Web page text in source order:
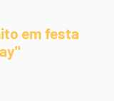
em festa